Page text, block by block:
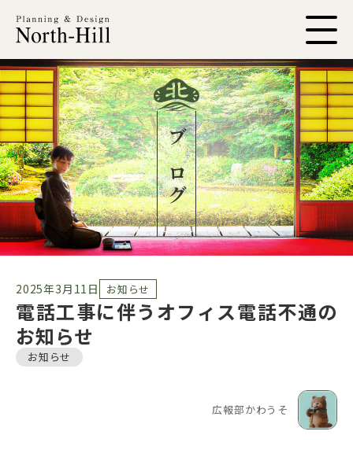
ブログ
2025年3月11日 お知らせ
電話工事に伴うオフィス電話不通の
お知らせ
お知らせ
広報部かわうそ